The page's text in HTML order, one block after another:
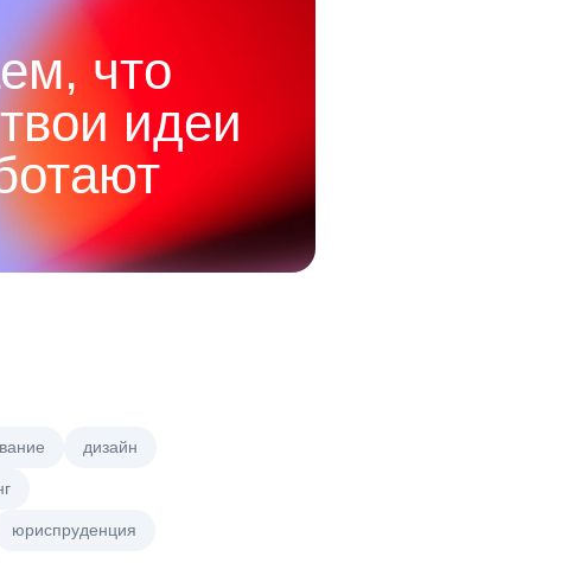
что
идеи
дизайн
юриспруденция